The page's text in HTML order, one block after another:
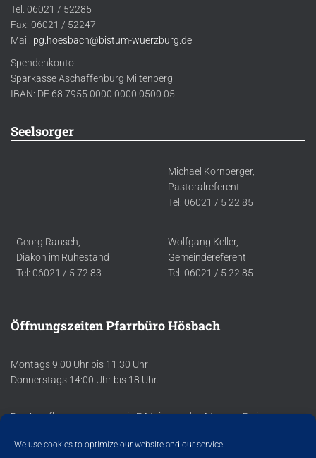
We use cookies to optimize our website and our service.
Tel. 06021 / 52285
Fax: 06021 / 52247
Mail: pg.hoesbach@bistum-wuerzburg.de
Spendenkonto:
Sparkasse Aschaffenburg Miltenberg
IBAN: DE 68 7955 0000 0000 0500 05
Seelsorger
Michael Kornberger,
Pastoralreferent
Tel: 06021 / 5 22 85
Georg Rausch,
Diakon im Ruhestand
Tel: 06021 / 5 72 83
Wolfgang Keller,
Gemeindereferent
Tel: 06021 / 5 22 85
Öffnungszeiten Pfarrbüro Hösbach
Montags 9.00 Uhr bis 11.30 Uhr
Donnerstags 14:00 Uhr bis 18 Uhr.
Der Anrufbeantworter sowie E-Mails werden Montag-Freitag